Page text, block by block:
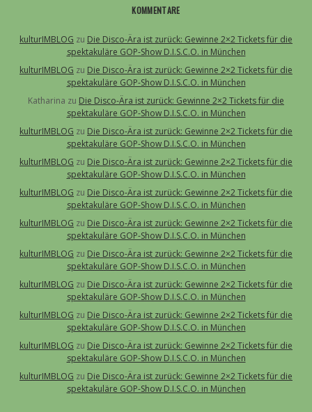
KOMMENTARE
kulturIMBLOG zu Die Disco-Ära ist zurück: Gewinne 2×2 Tickets für die
spektakuläre GOP-Show D.I.S.C.O. in München
kulturIMBLOG zu Die Disco-Ära ist zurück: Gewinne 2×2 Tickets für die
spektakuläre GOP-Show D.I.S.C.O. in München
Katharina zu Die Disco-Ära ist zurück: Gewinne 2×2 Tickets für die
spektakuläre GOP-Show D.I.S.C.O. in München
kulturIMBLOG zu Die Disco-Ära ist zurück: Gewinne 2×2 Tickets für die
spektakuläre GOP-Show D.I.S.C.O. in München
kulturIMBLOG zu Die Disco-Ära ist zurück: Gewinne 2×2 Tickets für die
spektakuläre GOP-Show D.I.S.C.O. in München
kulturIMBLOG zu Die Disco-Ära ist zurück: Gewinne 2×2 Tickets für die
spektakuläre GOP-Show D.I.S.C.O. in München
kulturIMBLOG zu Die Disco-Ära ist zurück: Gewinne 2×2 Tickets für die
spektakuläre GOP-Show D.I.S.C.O. in München
kulturIMBLOG zu Die Disco-Ära ist zurück: Gewinne 2×2 Tickets für die
spektakuläre GOP-Show D.I.S.C.O. in München
kulturIMBLOG zu Die Disco-Ära ist zurück: Gewinne 2×2 Tickets für die
spektakuläre GOP-Show D.I.S.C.O. in München
kulturIMBLOG zu Die Disco-Ära ist zurück: Gewinne 2×2 Tickets für die
spektakuläre GOP-Show D.I.S.C.O. in München
kulturIMBLOG zu Die Disco-Ära ist zurück: Gewinne 2×2 Tickets für die
spektakuläre GOP-Show D.I.S.C.O. in München
kulturIMBLOG zu Die Disco-Ära ist zurück: Gewinne 2×2 Tickets für die
spektakuläre GOP-Show D.I.S.C.O. in München